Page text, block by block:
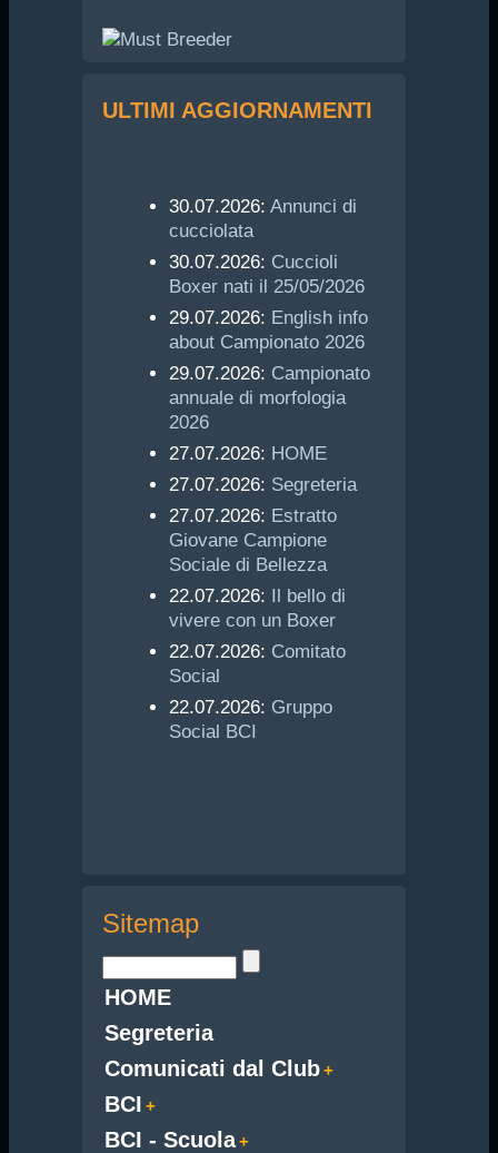
ULTIMI AGGIORNAMENTI
30.07.2026: Annunci di
cucciolata
30.07.2026: Cuccioli
Boxer nati il 25/05/2026
29.07.2026: English info
about Campionato 2026
29.07.2026: Campionato
annuale di morfologia
2026
27.07.2026: HOME
27.07.2026: Segreteria
27.07.2026: Estratto
Giovane Campione
Sociale di Bellezza
22.07.2026: Il bello di
vivere con un Boxer
22.07.2026: Comitato
Social
22.07.2026: Gruppo
Social BCI
Sitemap
HOME
Segreteria
Comunicati dal Club
BCI
BCI - Scuola